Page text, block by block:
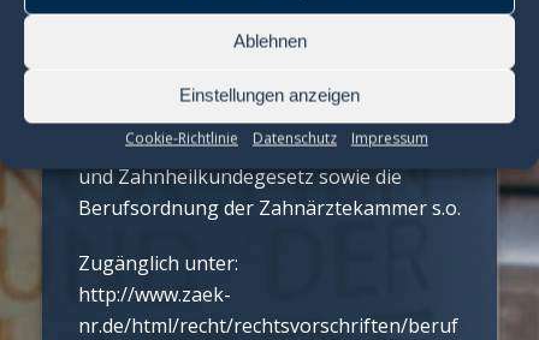
Ablehnen
Einstellungen anzeigen
Cookie-Richtlinie Datenschutz Impressum
Erwerb der Berufsbezeichnung in:
Berufliche Regelungen:
Gebührenordnung für Zahnärzte (GOZ)
und Zahnheilkundegesetz sowie die
Berufsordnung der Zahnärztekammer s.o.
Zugänglich unter:
http://www.zaek-
nr.de/html/recht/rechtsvorschriften/beruf